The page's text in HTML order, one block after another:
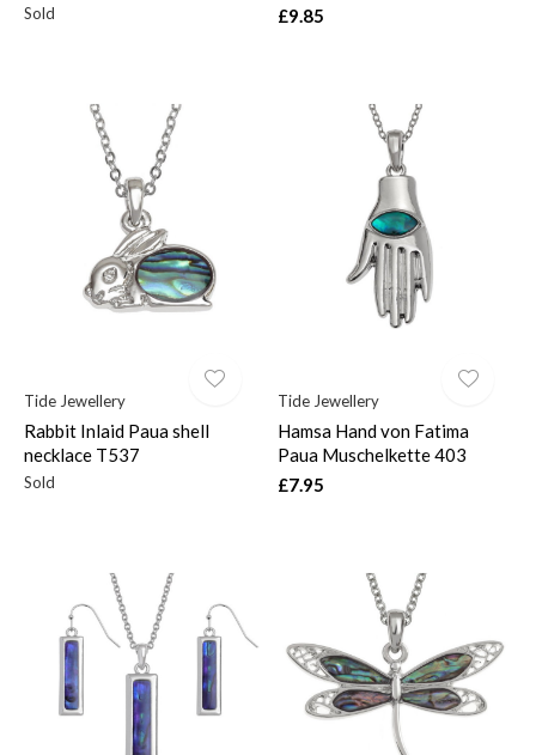
Sold
£9.85
Tide Jewellery
Rabbit Inlaid Paua shell
necklace T537
Sold
Tide Jewellery
Hamsa Hand von Fatima
Paua Muschelkette 403
£7.95